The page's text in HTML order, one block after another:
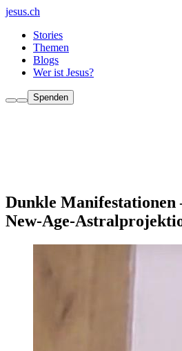
jesus.ch
Stories
Themen
Blogs
Wer ist Jesus?
Spenden
Dunkle Manifestationen
New-Age-